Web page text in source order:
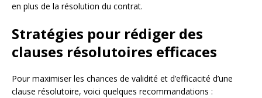
en plus de la résolution du contrat.
Stratégies pour rédiger des
clauses résolutoires efficaces
Pour maximiser les chances de validité et d’efficacité d’une
clause résolutoire, voici quelques recommandations :